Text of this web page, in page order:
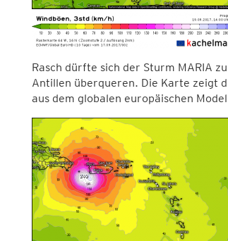
Rasch dürfte sich der Sturm MARIA
Antillen überqueren. Die Karte zeigt
aus dem globalen europäischen